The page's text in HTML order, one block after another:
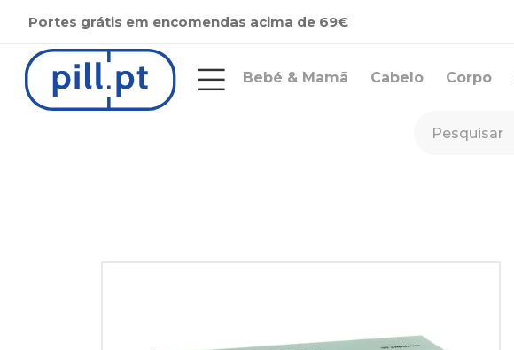
Portes grátis em encomendas acima de 69€
Bebé & Mamã Cabelo Corpo